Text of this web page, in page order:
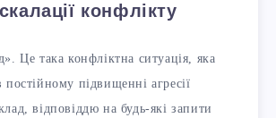
конфлікту
Це така конфліктна ситуація, яка
постійному підвищенні агресії
відповіддю на будь-які запити